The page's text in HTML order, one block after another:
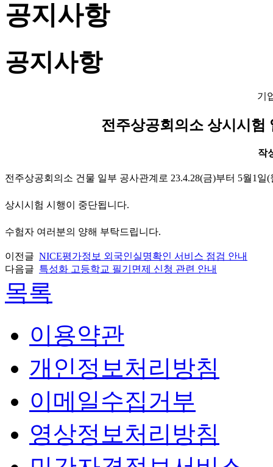
공지사항
공지사항
기
전주상공회의소 상시시험
작
전주상공회의소 건물 일부 공사관계로 23.4.28(금)부터 5월1일(
상시시험 시행이 중단됩니다.
수험자 여러분의 양해 부탁드립니다.
이전글 NICE평가정보 외국인실명확인 서비스 점검 안내
다음글 특성화 고등학교 필기면제 신청 관련 안내
목록
이용약관
개인정보처리방침
이메일수집거부
영상정보처리방침